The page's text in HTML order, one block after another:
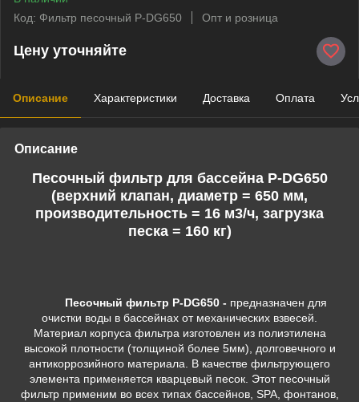
Код: Фильтр песочный P-DG650
Опт и розница
Цену уточняйте
Описание Характеристики Доставка Оплата
Описание
Песочный фильтр для бассейна P-DG650
(верхний клапан, диаметр = 650 мм,
производительность = 16 м3/ч, загрузка
песка = 160 кг)
Песочный фильтр P-DG650 - предназначен для
очистки воды в бассейнах от механических взвесей.
Материал корпуса фильтра изготовлен из полиэтилена
высокой плотности (толщиной более 5мм), долговечного и
антикоррозийного материала. В качестве фильтрующего
элемента применяется кварцевый песок. Этот песочный
фильтр применим во всех типах бассейнов, SPA, фонтанов,